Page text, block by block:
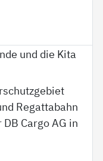
Regattabahn
Cargo AG in